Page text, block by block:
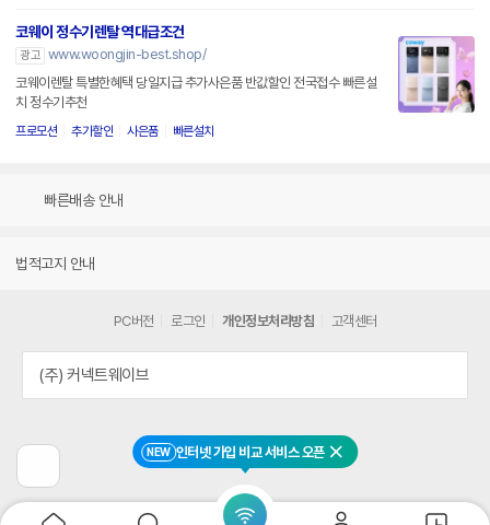
NEW 인터넷 가입 비교 서비스 오픈 닫기
코웨이 정수기렌탈 역대급조건
광고 www.woongjin-best.shop/
코웨이렌탈 특별한혜택 당일지급 추가사은품 반값할인 전국접수 빠른설
치 정수기추천
프로모션 추가할인 사은품 빠른설치
빠른배송 안내
법적고지 안내
전
페
이
PC버전 로그인 개인정보처리방침 고객센터
(주) 커넥트웨이브